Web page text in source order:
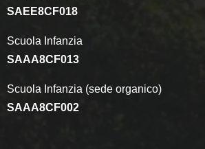
SAEE8CF018
Scuola Infanzia
SAAA8CF013
Scuola Infanzia (sede organico)
SAAA8CF002